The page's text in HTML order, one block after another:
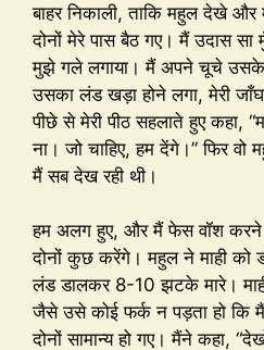
बाहर निकाली, ताकि महुल देखे और
दोनों मेरे पास बैठ गए। मैं उदास
मुझे गले लगाया। मैं अपने चूचे उसके
उसका लंड खड़ा होने लगा, मेरी जाँघ
पीछे से मेरी पीठ सहलाते हुए कहा,
ना। जो चाहिए, हम देंगे।” फिर
मैं सब देख रही थी।
हम अलग हुए, और मैं फेस वॉश करने
दोनों कुछ करेंगे। महुल ने माही को
लंड डालकर 8-10 झटके मारे।
जैसे उसे कोई फर्क न पड़ता हो कि
दोनों सामान्य हो गए। मैंने कहा,